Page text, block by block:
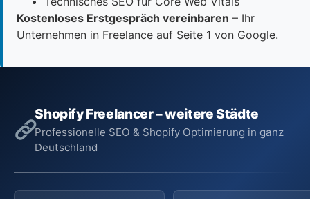
Kostenloses Erstgespräch vereinbaren – Ihr
Unternehmen in Freelance auf Seite 1 von Google.
Shopify Freelancer – weitere Städte
Professionelle SEO & Shopify Optimierung in ganz
Deutschland